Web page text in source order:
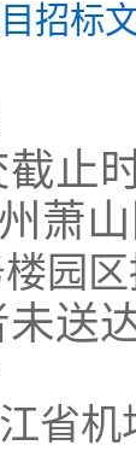
招标
止
萧
园
送
省